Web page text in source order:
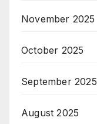
November 2025
October 2025
September 2025
August 2025